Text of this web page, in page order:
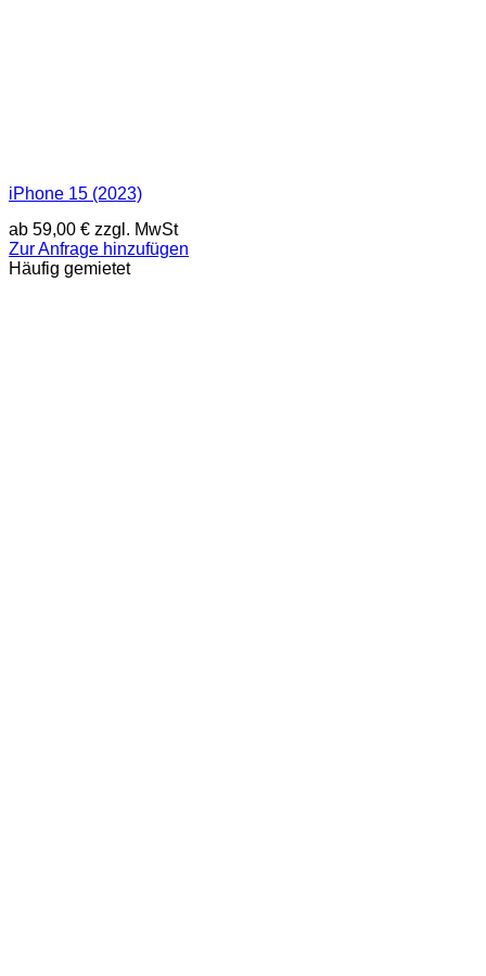
iPhone 15 (2023)
ab 59,00 € zzgl. MwSt
Zur Anfrage hinzufügen
Häufig gemietet